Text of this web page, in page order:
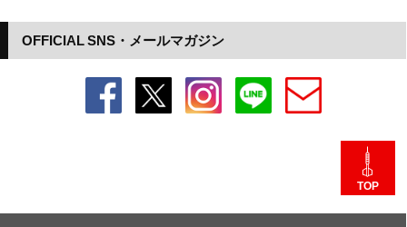
OFFICIAL SNS・メールマガジン
TOP